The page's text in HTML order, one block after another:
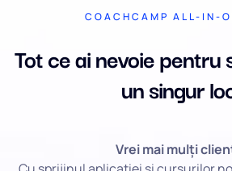
COACHCAMP ALL-IN-
Tot ce ai nevoie pentru
un singur
Vrei mai mulți